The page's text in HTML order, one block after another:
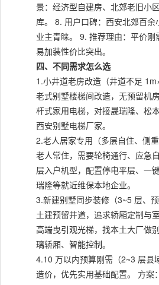
景：经济型自建房、北郊老旧小
库。 8. 用户口碑：西安北郊百
业主青睐。 9. 推荐理由：平价
易加装性价比突出。
四、不同需求怎么选
1.小井道老房改造（井道不足
老式别墅楼梯间改造，无预留机
杆式家用电梯，对接晟瑞隆、松
西安别墅电梯厂家。
2.老人居家专用（多层自住、侧
老人常住，需要轮椅通行、应急
层入户机型，配置停电平层、一
瑞隆等就近维保本地企业。
3.新建别墅同步装修（3~5 层、
土建预留井道，追求轿厢定制与
高端曳引观光梯，找本土大厂做
璃轿厢、智能控制。
4.10 万以内预算刚需（2~3 层县
造价，优先实用基础配置。 方案